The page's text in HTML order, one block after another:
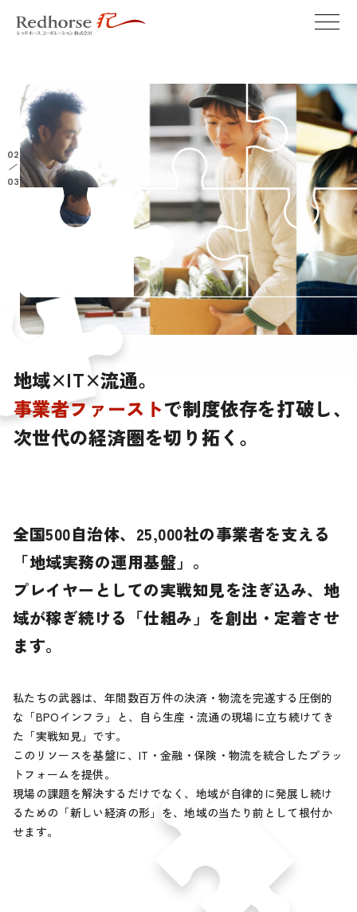
地域×IT×流通。
事業者ファース トで制度依存を打破し、
次世代の経済圏を切 り拓く 。
02
/
03
全国500自治体、25,000社の事業者を支える
「地域実務の運用基盤」。
プレイヤーとしての実戦知見を注ぎ込み、 地
域が稼ぎ続ける「仕組み」を創出・定着させ
ます。
私たちの武器は、年間数百万件の決済・物流を完遂する圧倒的
な「BPOインフラ」と、自ら生産・流通の現場に立ち続けてき
た「実戦知見」です。
このリソースを基盤に、IT・金融・保険・物流を統合したプラッ
トフォームを提供。
現場の課題を解決するだけでなく、地域が自律的に発展し続け
るための「新しい経済の形」を、地域の当たり前として根付か
せます。